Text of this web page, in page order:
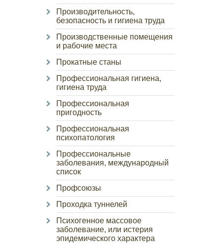
Производительность,
безопасность и гигиена труда
Производственные помещения
и рабочие места
Прокатные станы
Профессиональная гигиена,
гигиена труда
Профессиональная
пригодность
Профессиональная
психопатология
Профессиональные
заболевания, международный
список
Профсоюзы
Проходка туннелей
Психогенное массовое
заболевание, или истерия
эпидемического характера